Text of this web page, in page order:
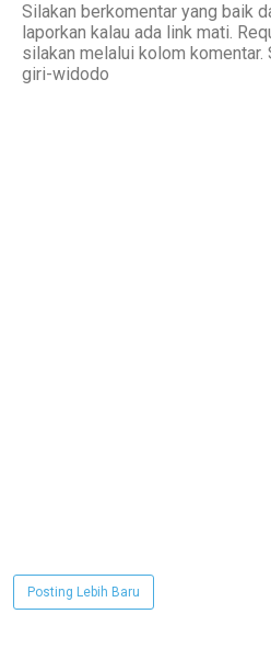
Silakan berkomentar yang baik
laporkan kalau ada link mati.
silakan melalui kolom komentar.
giri-widodo
Posting Lebih Baru